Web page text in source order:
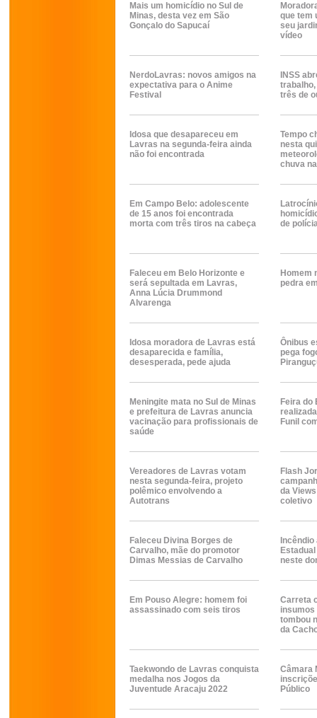
Mais um homicídio no Sul de
Minas, desta vez em São
Gonçalo do Sapucaí
que tem
seu
vídeo
NerdoLavras: novos amigos na
expectativa para o Anime
Festival
INSS
três de
Idosa que desapareceu em
Lavras na segunda-feira ainda
não foi encontrada
Tempo
nesta
chuva
Em Campo Belo: adolescente
de 15 anos foi encontrada
morta com três tiros na cabeça
de
Faleceu em Belo Horizonte e
será sepultada em Lavras,
Anna Lúcia Drummond
Alvarenga
Homem
pedra
Idosa moradora de Lavras está
desaparecida e família,
desesperada, pede ajuda
Ônibus
pega
Meningite mata no Sul de Minas
e prefeitura de Lavras anuncia
vacinação para profissionais de
saúde
Feira do
Funil
Vereadores de Lavras votam
nesta segunda-feira, projeto
polêmico envolvendo a
Autotrans
Flash
da
coletivo
Faleceu Divina Borges de
Carvalho, mãe do promotor
Dimas Messias de Carvalho
neste
Em Pouso Alegre: homem foi
assassinado com seis tiros
Carreta
insumos
tombou
da
Taekwondo de Lavras conquista
medalha nos Jogos da
Juventude Aracaju 2022
Câmara
Público